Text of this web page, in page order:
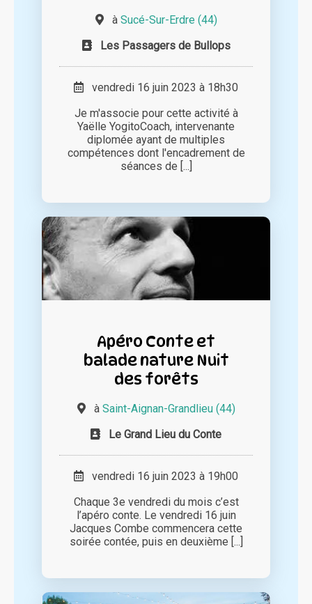
à Sucé-Sur-Erdre (44)
Les Passagers de Bullops
vendredi 16 juin 2023 à 18h30
Je m'associe pour cette activité à
Yaëlle YogitoCoach, intervenante
diplomée ayant de multiples
compétences dont l'encadrement de
séances de [...]
Apéro Conte et
balade nature Nuit
des forêts
à Saint-Aignan-Grandlieu (44)
Le Grand Lieu du Conte
vendredi 16 juin 2023 à 19h00
Chaque 3e vendredi du mois c’est
l’apéro conte. Le vendredi 16 juin
Jacques Combe commencera cette
soirée contée, puis en deuxième [...]